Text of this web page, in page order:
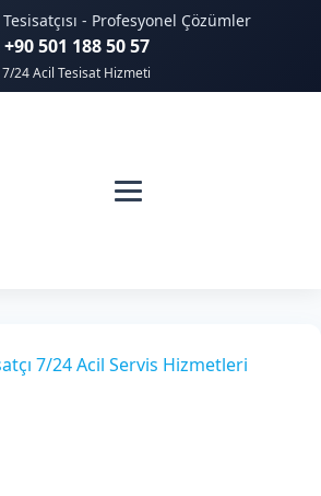
- Profesyonel Çözümler
+90 501 188 50 57
7/24 Acil Tesisat Hizmeti
tesisatçı